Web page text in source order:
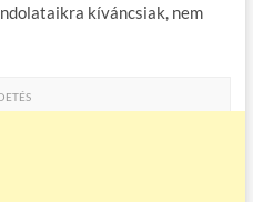
kíváncsiak, nem